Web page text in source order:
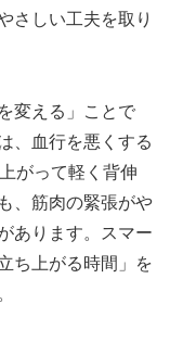
さしい工夫を取り
変える」ことで
、血行を悪くする
がって軽く背伸
、筋肉の緊張がや
あります。スマー
ち上がる時間」を